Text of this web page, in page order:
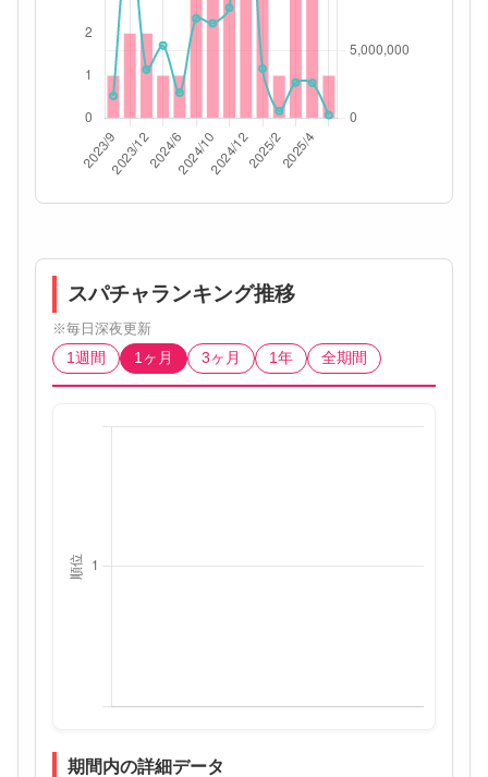
スパチャランキング推移
※毎日深夜更新
1週間
1ヶ月 3ヶ月 1年 全期間
期間内の詳細データ